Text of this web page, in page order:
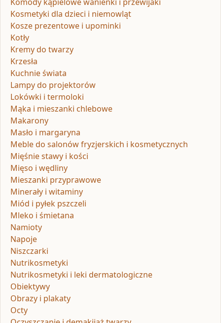
Kosmetyki dla dzieci i niemowląt
Kosze prezentowe i upominki
Kotły
Kremy do twarzy
Krzesła
Kuchnie świata
Lampy do projektorów
Lokówki i termoloki
Mąka i mieszanki chlebowe
Makarony
Masło i margaryna
Meble do salonów fryzjerskich i kosmetycznych
Mięśnie stawy i kości
Mięso i wędliny
Mieszanki przyprawowe
Minerały i witaminy
Miód i pyłek pszczeli
Mleko i śmietana
Namioty
Napoje
Niszczarki
Nutrikosmetyki
Nutrikosmetyki i leki dermatologiczne
Obiektywy
Obrazy i plakaty
Octy